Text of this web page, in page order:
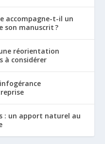
accompagne-t-il un
son manuscrit ?
réorientation
à considérer
: un apport naturel au